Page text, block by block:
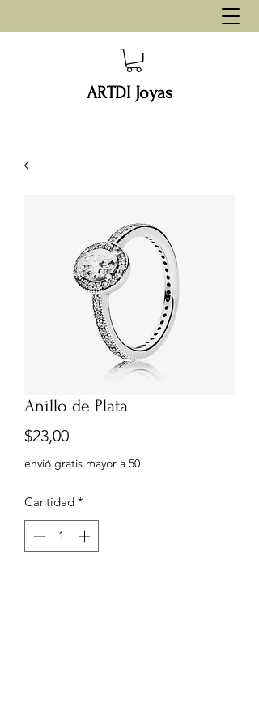
ARTDI Joyas
Anillo de Plata
$23,00Precio
envió gratis mayor a 50
Cantidad *